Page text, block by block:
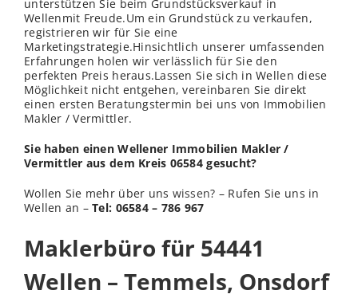
unterstützen Sie beim Grundstücksverkauf in
Wellenmit Freude.Um ein Grundstück zu verkaufen,
registrieren wir für Sie eine
Marketingstrategie.Hinsichtlich unserer umfassenden
Erfahrungen holen wir verlässlich für Sie den
perfekten Preis heraus.Lassen Sie sich in Wellen diese
Möglichkeit nicht entgehen, vereinbaren Sie direkt
einen ersten Beratungstermin bei uns von Immobilien
Makler / Vermittler.
Sie haben einen Wellener Immobilien Makler /
Vermittler aus dem Kreis 06584 gesucht?
Wollen Sie mehr über uns wissen? – Rufen Sie uns in
Wellen an –Tel: 06584 – 786 967
Maklerbüro für 54441
Wellen – Temmels, Onsdorf